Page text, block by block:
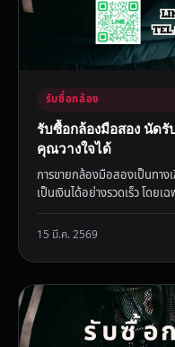
รับซื้อกล้อง
รับซื้อกล้องมือสอง นัดรั
คุณวางใจได้
การขายกล้องมือสองเป็นทาง
เป็นเงินได้อย่างรวดเร็ว โดย
15 มี.ค. 2569